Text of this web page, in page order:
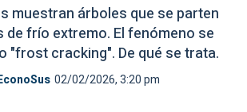
muestran árboles que se parten
de frío extremo. El fenómeno se
"frost cracking". De qué se trata.
02/02/2026, 3:20 pm